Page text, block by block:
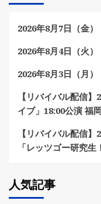
2026年8月7日（金
2026年8月4日（火
2026年8月3日（月
【リバイバル配信
イブ」18:00公演 福
【リバイバル配信
「レッツゴー研究
人気記事